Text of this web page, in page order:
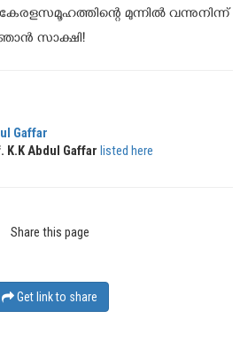
കേരളസമൂഹത്തിന്റെ മുന്നിൽ വന്നുനിന്ന്
സാക്ഷി!
Gaffar
K.K Abdul Gaffar listed here
Share this page
Get link to share